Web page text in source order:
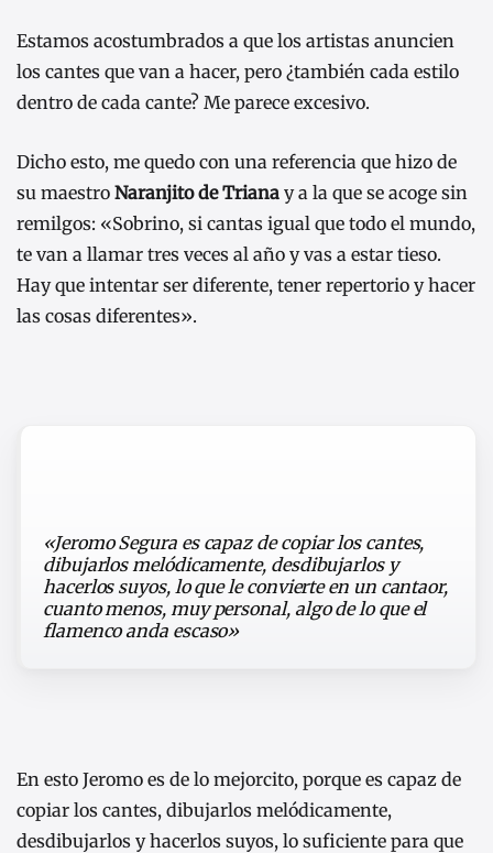
Estamos acostumbrados a que los artistas anuncien
los cantes que van a hacer, pero ¿también cada estilo
dentro de cada cante? Me parece excesivo.
Dicho esto, me quedo con una referencia que hizo de
su maestro Naranjito de Triana y a la que se acoge sin
remilgos: «Sobrino, si cantas igual que todo el mundo,
te van a llamar tres veces al año y vas a estar tieso.
Hay que intentar ser diferente, tener repertorio y hacer
las cosas diferentes».
«Jeromo Segura es capaz de copiar los cantes,
dibujarlos melódicamente, desdibujarlos y
hacerlos suyos, lo que le convierte en un cantaor,
cuanto menos, muy personal, algo de lo que el
flamenco anda escaso»
En esto Jeromo es de lo mejorcito, porque es capaz de
copiar los cantes, dibujarlos melódicamente,
desdibujarlos y hacerlos suyos, lo suficiente para que